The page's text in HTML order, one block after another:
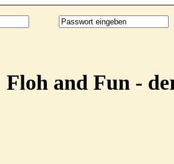
Floh and Fun -